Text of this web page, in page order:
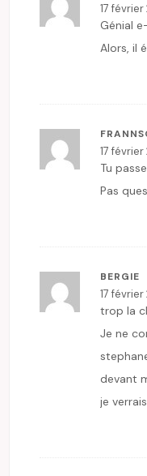
17
Génial
Alors, il
17 février
Tu
Pas
BERGIE
17 février
trop la
Je ne
devant
je